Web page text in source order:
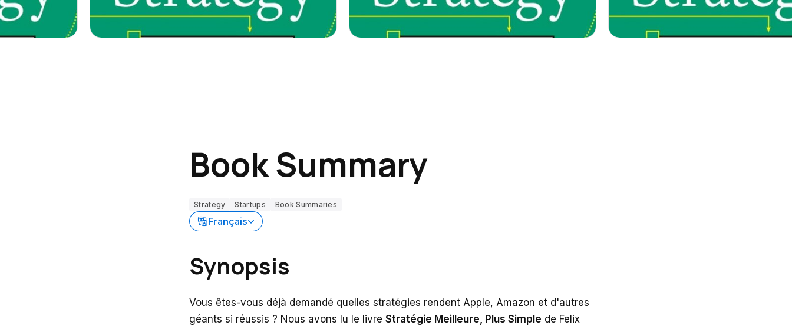
Book Summary
Strategy Startups Book Summaries
Français
Synopsis
Vous êtes-vous déjà demandé quelles stratégies rendent Apple, Amazon et d'autres
géants si réussis ? Nous avons lu le livre Stratégie Meilleure, Plus Simple de Felix